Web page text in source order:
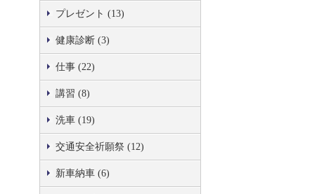
プレゼント (13)
健康診断 (3)
仕事 (22)
講習 (8)
洗車 (19)
交通安全祈願祭 (12)
新車納車 (6)